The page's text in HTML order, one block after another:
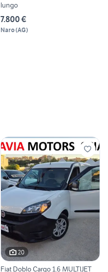
lungo
7.800 €
Naro(AG)
20
Fiat Doblo Cargo 1.6 MULTIJET